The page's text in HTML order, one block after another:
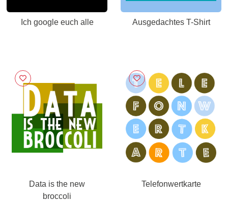
Ich google euch alle Ausgedachtes T-Shirt
Data is the new
broccoli
Telefonwertkarte